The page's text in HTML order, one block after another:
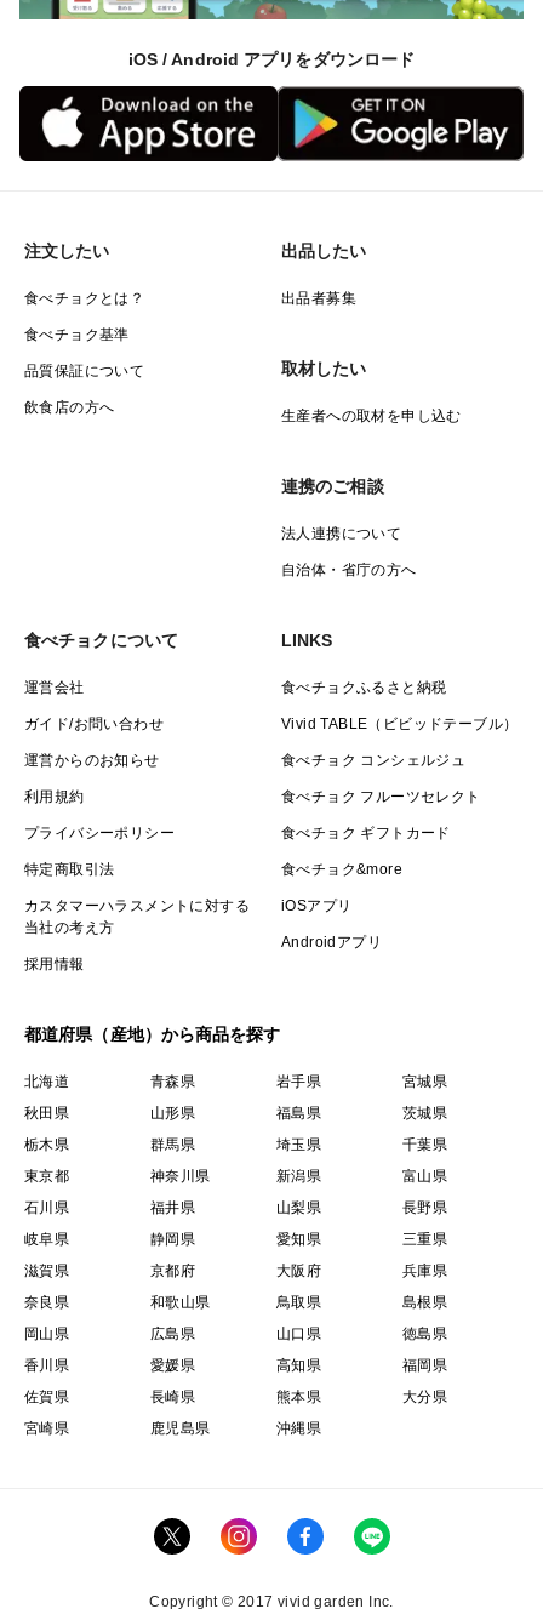
iOS / Android アプリをダウンロード
注文したい
食べチョクとは？
食べチョク基準
品質保証について
飲食店の方へ
出品したい
出品者募集
取材したい
生産者への取材を申し込む
連携のご相談
法人連携について
自治体・省庁の方へ
食べチョクについて
運営会社
ガイド/お問い合わせ
運営からのお知らせ
利用規約
プライバシーポリシー
特定商取引法
カスタマーハラスメントに対する
当社の考え方
採用情報
LINKS
食べチョクふるさと納税
Vivid TABLE（ビビッドテーブル）
食べチョク コンシェルジュ
食べチョク フルーツセレクト
食べチョク ギフトカード
食べチョク&more
iOSアプリ
Androidアプリ
都道府県（産地）から商品を探す
北海道 青森県 岩手県
宮城県
秋田県
山形県 福島県
茨城県
栃木県
群馬県 埼玉県
千葉県
東京都
神奈川県 新潟県
富山県
石川県
福井県 山梨県
長野県
岐阜県
静岡県 愛知県
三重県
滋賀県
京都府 大阪府
兵庫県
奈良県
和歌山県 鳥取県
島根県
岡山県
広島県 山口県
徳島県
香川県
愛媛県 高知県
福岡県
佐賀県
長崎県 熊本県
大分県
宮崎県
鹿児島県 沖縄県
Copyright © 2017 vivid garden Inc.